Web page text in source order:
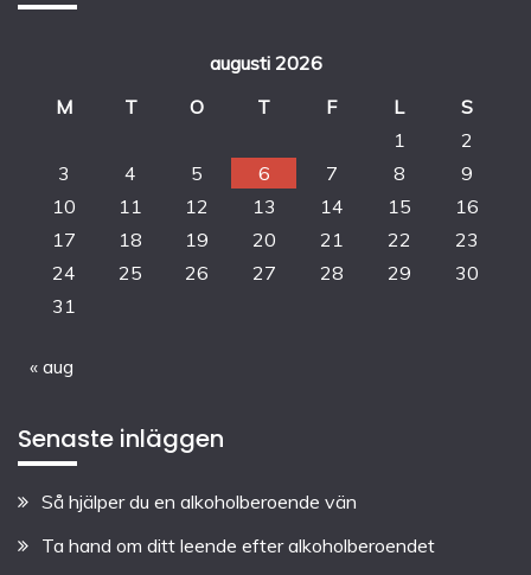
augusti 2026
M
T O T F L
S
1
2
3
4 5 6 7 8
9
10
11 12 13 14 15
16
17
18 19 20 21 22
23
24
25 26 27 28 29
30
31
« aug
Senaste inläggen
Så hjälper du en alkoholberoende vän
Ta hand om ditt leende efter alkoholberoendet